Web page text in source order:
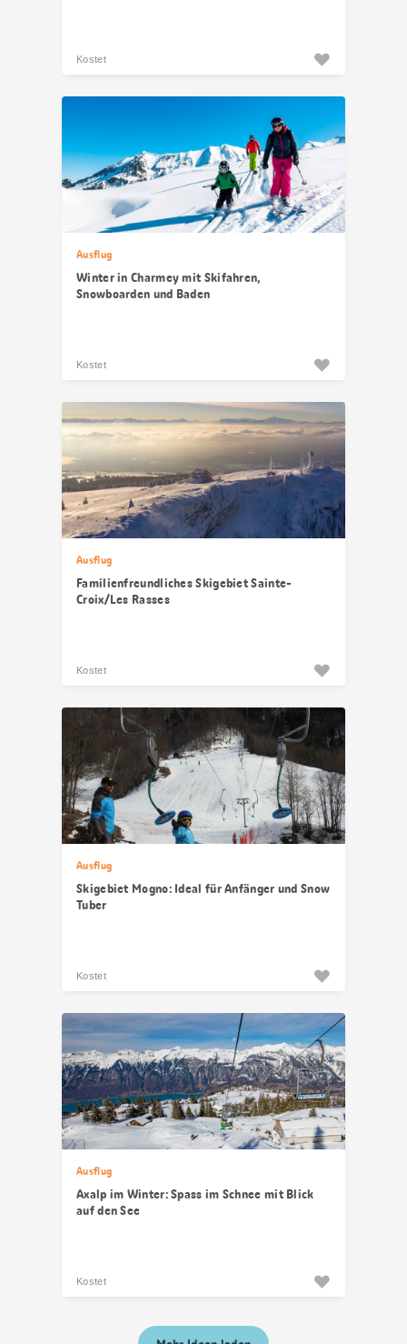
Kostet
Ausflug
Winter in Charmey mit Skifahren,
Snowboarden und Baden
Kostet
Ausflug
Familienfreundliches Skigebiet Sainte-
Croix/Les Rasses
Kostet
Ausflug
Skigebiet Mogno: Ideal für Anfänger und Snow
Tuber
Kostet
Ausflug
Axalp im Winter: Spass im Schnee mit Blick
auf den See
Kostet